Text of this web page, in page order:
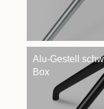
Alu-Gestell
Box